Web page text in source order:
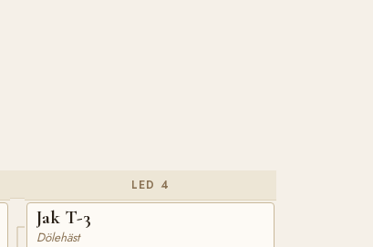
LED 4
Jak T-3
Dölehäst